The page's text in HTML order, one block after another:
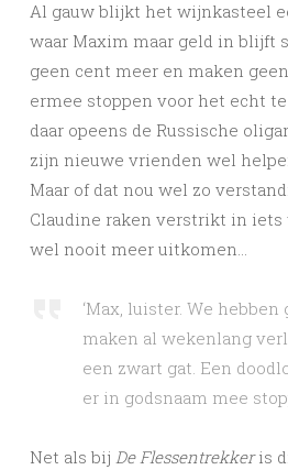
Al gauw blijkt het wijnkasteel
waar Maxim maar geld in blijft
geen cent meer en maken
ermee stoppen voor het echt te
daar opeens de Russische
zijn nieuwe vrienden wel
Maar of dat nou wel zo
Claudine raken verstrikt in iets
wel nooit meer uitkomen…
‘Max, luister. We
maken al wekenlang
een zwart gat. Een
er in godsnaam mee
Net als bij De Flessentrekkeris